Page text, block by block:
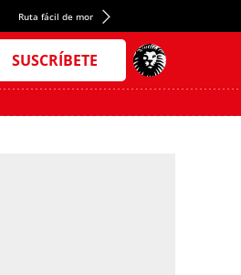
Ruta fácil de montaña